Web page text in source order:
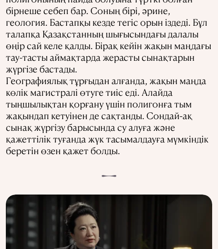
бірнеше себеп бар. Соның бірі, әрине,
геология. Бастапқы кезде тегіс орын іздеді. Бұл
талапқа Қазақстанның шығысындағы далалы
өңір сай келе қалды. Бірақ кейін жақын маңдағы
тау-тасты аймақтарда жерасты сынақтарын
жүргізе бастады.
Географиялық тұрғыдан алғанда, жақын маңда
көлік магистралі өтуге тиіс еді. Алайда
тыңшылықтан қорғану үшін полигонға тым
жақындап кетуінен де сақтанды. Сондай-ақ
сынақ жүргізу барысында су алуға және
қажеттілік туғанда жүк тасымалдауға мүмкіндік
беретін өзен қажет болды.